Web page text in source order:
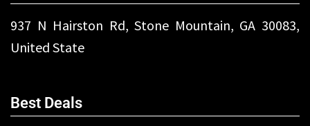
937 N Hairston Rd, Stone Mountain, GA 30083,
United State
Best Deals